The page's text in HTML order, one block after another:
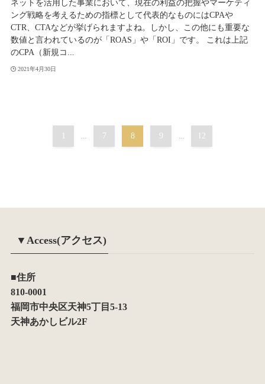
ネットを活用した事業において、現在の利益の把握やマーケティ
ング戦略を考えるための指標として代表的なものにはCPAや
CTR、CTAなどが挙げられますよね。しかし、この他にも重要な
数値と言われているのが「ROAS」や「ROI」です。 これは上記
のCPA（新規コ...
2021年4月30日
7 8 9 12
▼Access(アクセス)
■住所
810-0001
福岡市中央区天神5丁目5-13
天神あかしビル2F